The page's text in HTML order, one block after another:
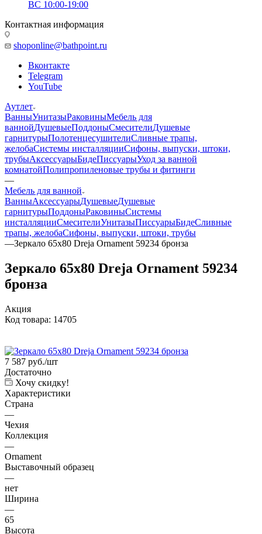
ВС 10:00-19:00
Контактная информация
shoponline@bathpoint.ru
Вконтакте
Telegram
YouTube
Аутлет
ВанныУнитазыРаковиныМебель для
ваннойДушевыеПоддоныСмесителиДушевые
гарнитурыПолотенцесушителиСливные трапы,
желобаСистемы инсталляцииСифоны, выпуски, штоки,
трубыАксессуарыБидеПиссуарыУход за ванной
комнатойПолипропиленовые трубы и фитинги
—
Мебель для ванной
ВанныАксессуарыДушевыеДушевые
гарнитурыПоддоныРаковиныСистемы
инсталляцииСмесителиУнитазыПиссуарыБидеСливные
трапы, желобаСифоны, выпуски, штоки, трубы
—Зеркало 65x80 Dreja Ornament 59234 бронза
Зеркало 65x80 Dreja Ornament 59234
бронза
Акция
Код товара: 14705
7 587 руб./шт
Достаточно
Хочу скидку!
Характеристики
Страна
—
Чехия
Коллекция
—
Ornament
Выставочный образец
—
нет
Ширина
—
65
Высота